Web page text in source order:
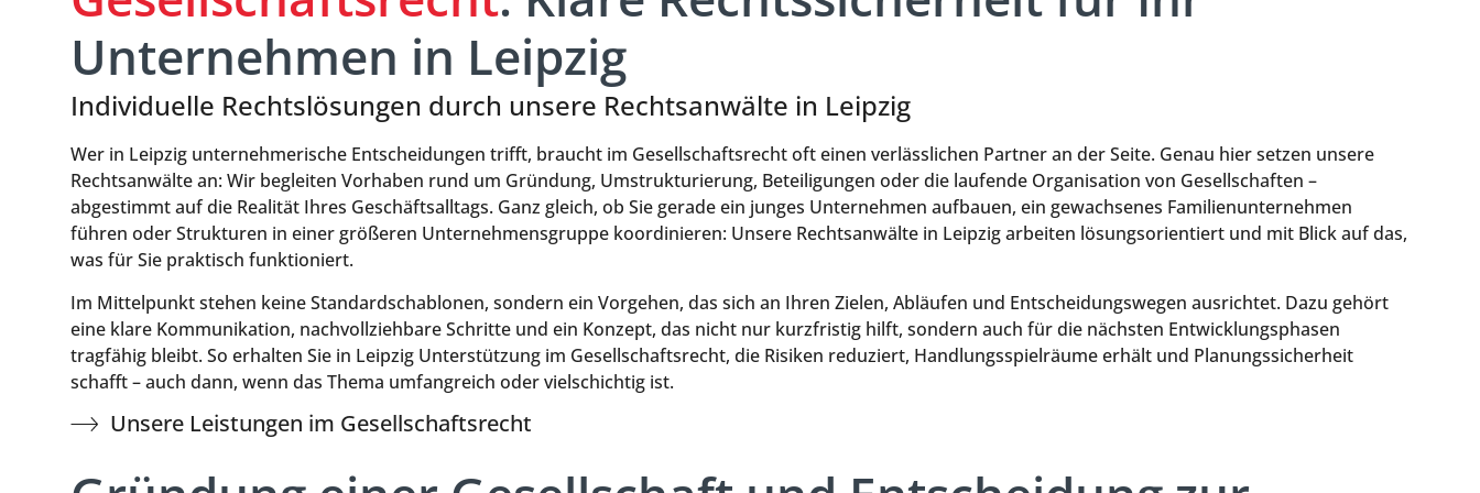
Unternehmen in Leipzig
Individuelle Rechtslösungen durch unsere Rechtsanwälte in Leipzig
Wer in Leipzig unternehmerische Entscheidungen trifft, braucht im Gesellschaftsrecht oft einen verlässlichen Partner an der Seite. Genau hier setzen unsere
Rechtsanwälte an: Wir begleiten Vorhaben rund um Gründung, Umstrukturierung, Beteiligungen oder die laufende Organisation von Gesellschaften –
abgestimmt auf die Realität Ihres Geschäftsalltags. Ganz gleich, ob Sie gerade ein junges Unternehmen aufbauen, ein gewachsenes Familienunternehmen
führen oder Strukturen in einer größeren Unternehmensgruppe koordinieren: Unsere Rechtsanwälte in Leipzig arbeiten lösungsorientiert und mit Blick auf das,
was für Sie praktisch funktioniert.
Im Mittelpunkt stehen keine Standardschablonen, sondern ein Vorgehen, das sich an Ihren Zielen, Abläufen und Entscheidungswegen ausrichtet. Dazu gehört
eine klare Kommunikation, nachvollziehbare Schritte und ein Konzept, das nicht nur kurzfristig hilft, sondern auch für die nächsten Entwicklungsphasen
tragfähig bleibt. So erhalten Sie in Leipzig Unterstützung im Gesellschaftsrecht, die Risiken reduziert, Handlungsspielräume erhält und Planungssicherheit
schafft – auch dann, wenn das Thema umfangreich oder vielschichtig ist.
Unsere Leistungen im Gesellschaftsrecht